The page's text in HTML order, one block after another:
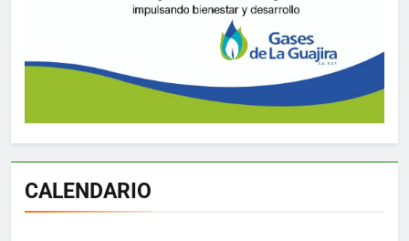
CALENDARIO